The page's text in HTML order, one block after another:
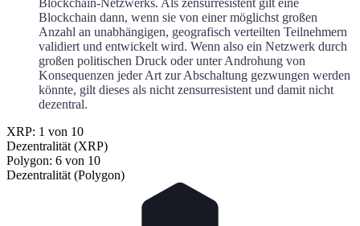
Blockchain-Netzwerks. Als zensurresistent gilt eine
Blockchain dann, wenn sie von einer möglichst großen
Anzahl an unabhängigen, geografisch verteilten Teilnehmern
validiert und entwickelt wird. Wenn also ein Netzwerk durch
großen politischen Druck oder unter Androhung von
Konsequenzen jeder Art zur Abschaltung gezwungen werden
könnte, gilt dieses als nicht zensurresistent und damit nicht
dezentral.
XRP: 1 von 10
Dezentralität (XRP)
Polygon: 6 von 10
Dezentralität (Polygon)